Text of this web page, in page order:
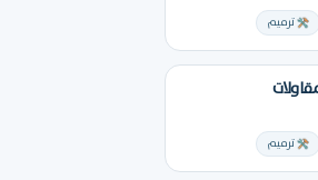
ترميم
ترميم